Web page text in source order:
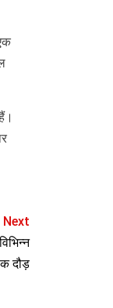
Next
दौड़